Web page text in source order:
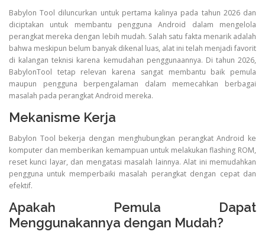
Babylon Tool diluncurkan untuk pertama kalinya pada tahun 2026 dan
diciptakan untuk membantu pengguna Android dalam mengelola
perangkat mereka dengan lebih mudah. Salah satu fakta menarik adalah
bahwa meskipun belum banyak dikenal luas, alat ini telah menjadi favorit
di kalangan teknisi karena kemudahan penggunaannya. Di tahun 2026,
BabylonTool tetap relevan karena sangat membantu baik pemula
maupun pengguna berpengalaman dalam memecahkan berbagai
masalah pada perangkat Android mereka.
Mekanisme Kerja
Babylon Tool bekerja dengan menghubungkan perangkat Android ke
komputer dan memberikan kemampuan untuk melakukan flashing ROM,
reset kunci layar, dan mengatasi masalah lainnya. Alat ini memudahkan
pengguna untuk memperbaiki masalah perangkat dengan cepat dan
efektif.
Apakah Pemula Dapat
Menggunakannya dengan Mudah?